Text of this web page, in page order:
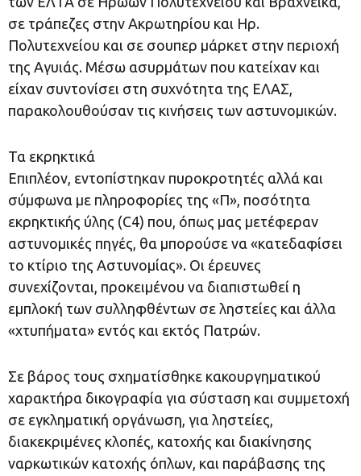
σε τράπεζες στην Ακρωτηρίου και Ηρ.
Πολυτεχνείου και σε σουπερ μάρκετ στην περιοχή
της Αγυιάς. Μέσω ασυρμάτων που κατείχαν και
είχαν συντονίσει στη συχνότητα της ΕΛΑΣ,
παρακολουθούσαν τις κινήσεις των αστυνομικών.
Τα εκρηκτικά
Επιπλέον, εντοπίστηκαν πυροκροτητές αλλά και
σύμφωνα με πληροφορίες της «Π», ποσότητα
εκρηκτικής ύλης (C4) που, όπως μας μετέφεραν
αστυνομικές πηγές, θα μπορούσε να «κατεδαφίσει
το κτίριο της Αστυνομίας». Οι έρευνες
συνεχίζονται, προκειμένου να διαπιστωθεί η
εμπλοκή των συλληφθέντων σε ληστείες και άλλα
«χτυπήματα» εντός και εκτός Πατρών.
Σε βάρος τους σχηματίσθηκε κακουργηματικού
χαρακτήρα δικογραφία για σύσταση και συμμετοχή
σε εγκληματική οργάνωση, για ληστείες,
διακεκριμένες κλοπές, κατοχής και διακίνησης
ναρκωτικών κατοχής όπλων, και παράβασης της